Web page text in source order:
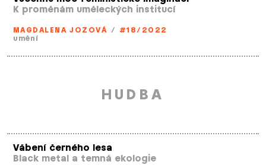
K proměnám uměleckých institucí
MAGDALENA JOZOVÁ / #18/2022
umění
HUDBA
Vábení černého lesa
Black metal a temná ekologie